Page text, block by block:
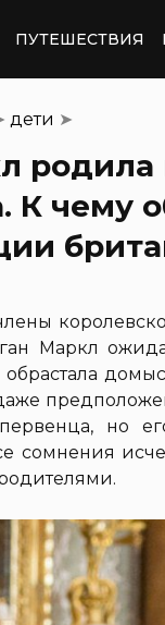
ПУТЕШЕСТВИЯ
дети ➤
родила
К чему
Маркл
обрастала
но
сомнения